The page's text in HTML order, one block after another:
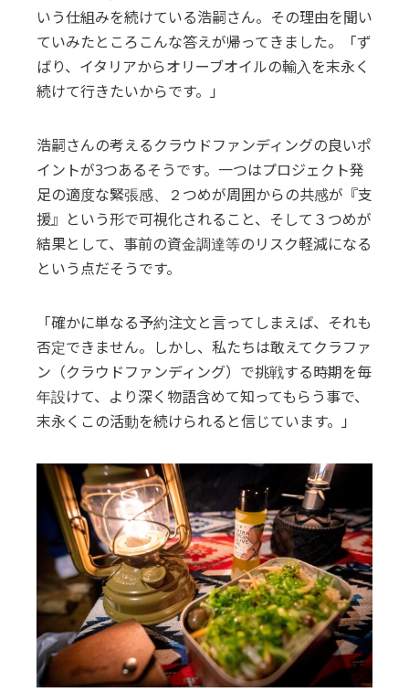
いう仕組みを続けている浩嗣さん。その理由を聞い
ていみたところこんな答えが帰ってきました。「ず
ばり、イタリアからオリーブオイルの輸入を末永く
続けて行きたいからです。」
浩嗣さんの考えるクラウドファンディングの良いポ
イントが3つあるそうです。一つはプロジェクト発
足の適度な緊張感、２つめが周囲からの共感が『支
援』という形で可視化されること、そして３つめが
結果として、事前の資金調達等のリスク軽減になる
という点だそうです。
「確かに単なる予約注文と言ってしまえば、それも
否定できません。しかし、私たちは敢えてクラファ
ン（クラウドファンディング）で挑戦する時期を毎
年設けて、より深く物語含めて知ってもらう事で、
末永くこの活動を続けられると信じています。」